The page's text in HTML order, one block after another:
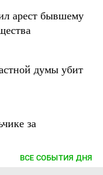
арест бывшему
думы убит
за
ВСЕ СОБЫТИЯ ДНЯ